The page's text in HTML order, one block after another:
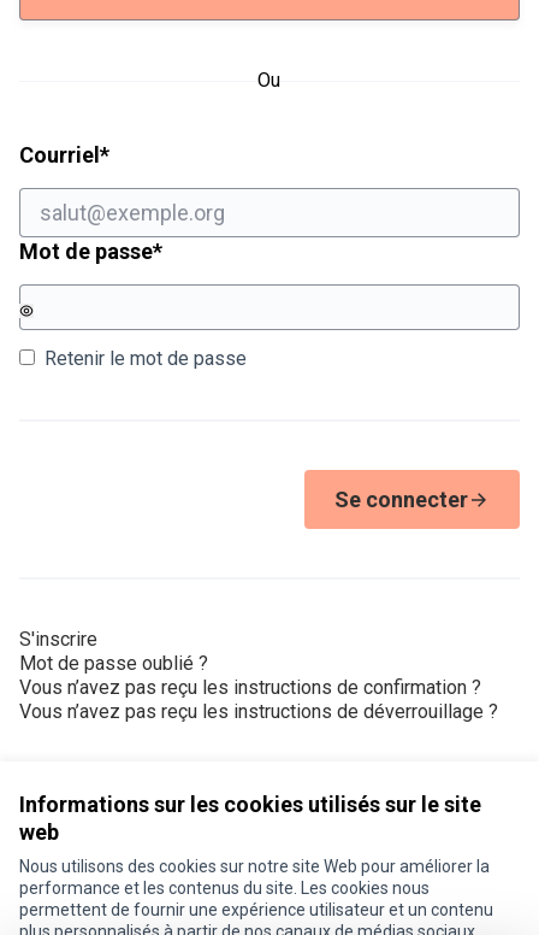
Informations sur les cookies utilisés sur le site
web
Nous utilisons des cookies sur notre site Web pour améliorer la
performance et les contenus du site. Les cookies nous
permettent de fournir une expérience utilisateur et un contenu
Ou
Courriel *Champ obligatoire
Mot de passe*Champ obligatoire
Retenir le mot de passe
Se connecter
S'inscrire
Mot de passe oublié ?
Vous n’avez pas reçu les instructions de confirmation ?
Vous n’avez pas reçu les instructions de déverrouillage ?
Conditions d'utilisation
Paramètres des cookies
Je participe ! sur X
Je participe ! sur Facebook
Je participe ! sur Instagram